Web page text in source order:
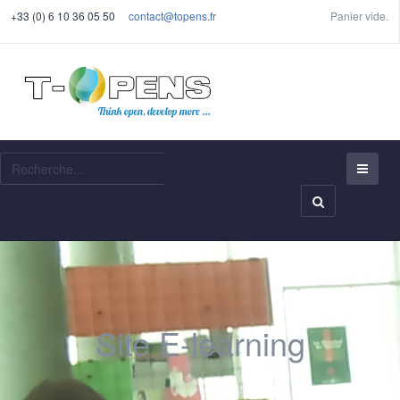
+33 (0) 6 10 36 05 50 contact@topens.fr Panier vide.
Site E-learning